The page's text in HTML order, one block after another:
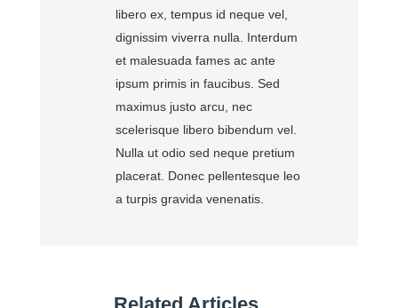
libero ex, tempus id neque vel,
dignissim viverra nulla. Interdum
et malesuada fames ac ante
ipsum primis in faucibus. Sed
maximus justo arcu, nec
scelerisque libero bibendum vel.
Nulla ut odio sed neque pretium
placerat. Donec pellentesque leo
a turpis gravida venenatis.